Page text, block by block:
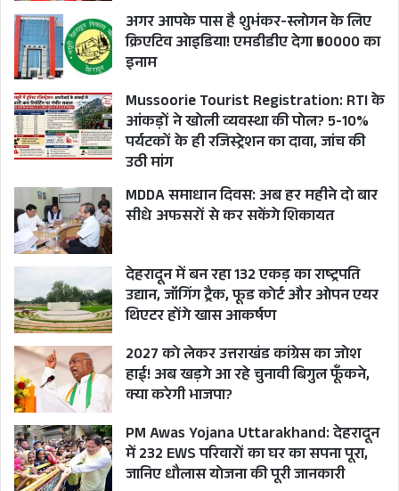
अगर आपके पास है शुभंकर-स्लोगन के लिए
क्रिएटिव आइडिया! एमडीडीए देगा ₹50000 का
इनाम
Mussoorie Tourist Registration: RTI के
आंकड़ों ने खोली व्यवस्था की पोल? 5-10%
पर्यटकों के ही रजिस्ट्रेशन का दावा, जांच की
उठी मांग
MDDA समाधान दिवस: अब हर महीने दो बार
सीधे अफसरों से कर सकेंगे शिकायत
देहरादून में बन रहा 132 एकड़ का राष्ट्रपति
उद्यान, जॉगिंग ट्रैक, फूड कोर्ट और ओपन एयर
थिएटर होंगे खास आकर्षण
2027 को लेकर उत्तराखंड कांग्रेस का जोश
हाई! अब खड़गे आ रहे चुनावी बिगुल फूँकने,
क्या करेगी भाजपा?
PM Awas Yojana Uttarakhand: देहरादून
में 232 EWS परिवारों का घर का सपना पूरा,
जानिए धौलास योजना की पूरी जानकारी